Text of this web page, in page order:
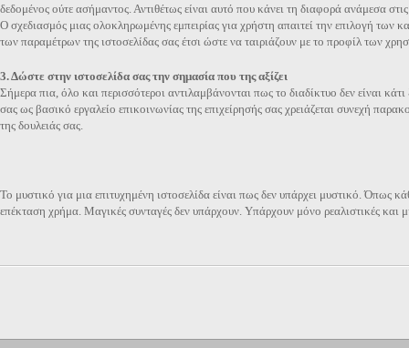
δεδομένος ούτε ασήμαντος. Αντιθέτως είναι αυτό που κάνει τη διαφορά ανάμεσα στις
Ο σχεδιασμός μιας ολοκληρωμένης εμπειρίας για χρήστη απαιτεί την επιλογή
των παραμέτρων της ιστοσελίδας σας έτσι ώστε να ταιριάζουν με το προφίλ των
3. Δώστε στην ιστοσελίδα σας την σημασία που της αξίζει
Σήμερα πια, όλο και περισσότεροι αντιλαμβάνονται πως το διαδίκτυο δεν είναι
σας ως βασικό εργαλείο επικοινωνίας της επιχείρησής σας χρειάζεται συνεχή
της δουλειάς σας.
Το μυστικό για μια επιτυχημένη ιστοσελίδα είναι πως δεν υπάρχει μυστικό.
επέκταση χρήμα. Μαγικές συνταγές δεν υπάρχουν. Υπάρχουν μόνο ρεαλιστικές και